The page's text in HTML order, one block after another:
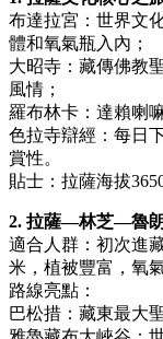
布達拉宮：世界文
體和氧氣瓶入內；
大昭寺：藏傳佛教
風情；
羅布林卡：達賴喇
色拉寺辯經：每日
賞性。
貼士：拉薩海拔
2. 拉薩—林芝—魯朗
適合人群：初次進
米，植被豐富，氧
路線亮點：
巴松措：藏東最大